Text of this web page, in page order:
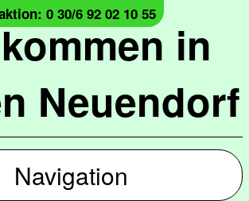
in
Neuendorf
0 30/6 92 02 10 55
Navigation